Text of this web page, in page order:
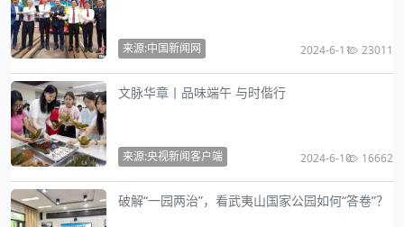
来源:中国新闻网 2024-6-11 23011
文脉华章丨品味端午 与时偕行
来源:央视新闻客户端 2024-6-10 16662
破解“一园两治”，看武夷山国家公园如何“答卷”？